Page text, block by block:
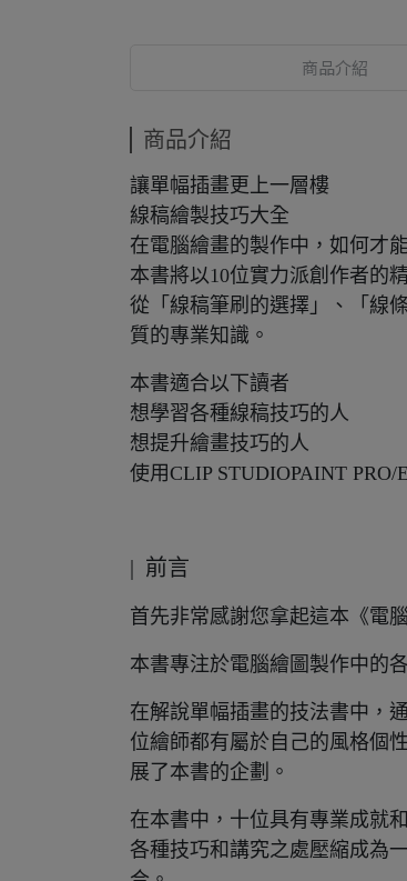
商品介紹
商品介紹
讓單幅插畫更上一層樓
線稿繪製技巧大全
在電腦繪畫的製作中，如何才
本書將以10位實力派創作者的
從「線稿筆刷的選擇」、「線
質的專業知識。
本書適合以下讀者
想學習各種線稿技巧的人
想提升繪畫技巧的人
使用CLIP STUDIOPAINT
| 前言
首先非常感謝您拿起這本《電
本書專注於電腦繪圖製作中的
在解說單幅插畫的技法書中，
位繪師都有屬於自己的風格個
展了本書的企劃。
在本書中，十位具有專業成就
各種技巧和講究之處壓縮成為